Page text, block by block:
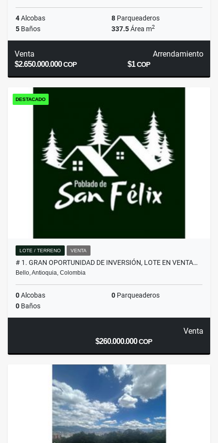
4Alcobas 8 Parqueaderos
5 Baños 337.5Área m2
Venta
$2.650.000.000COP
Arrendamiento
$1COP
DESTACADO
LOTE / TERRENO VENTA
# 1. GRAN OPORTUNIDAD DE INVERSIÓN, LOTE EN VENTA…
Bello, Antioquia, Colombia
0Alcobas 0 Parqueaderos
0 Baños
Venta
$260.000.000COP